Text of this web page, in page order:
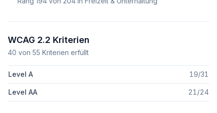
WCAG 2.2 Kriterien
40 von 55 Kriterien erfüllt
Level A 19/31
Level AA 21 /24